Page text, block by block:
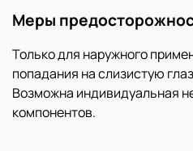
Меры
Только для наружного
попадания на слизистую
Возможна индивидуальная
компонентов.